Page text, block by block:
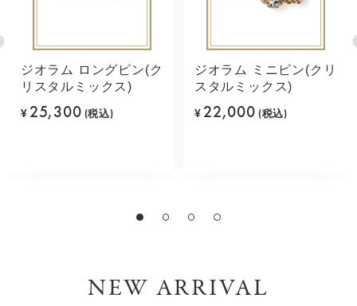
ジオラム ロングピン(ク
リスタルミックス)
¥ 25,300 (税込)
ジオラム ミニピン(クリ
スタルミックス)
¥ 22,000 (税込)
NEW ARRIVAL